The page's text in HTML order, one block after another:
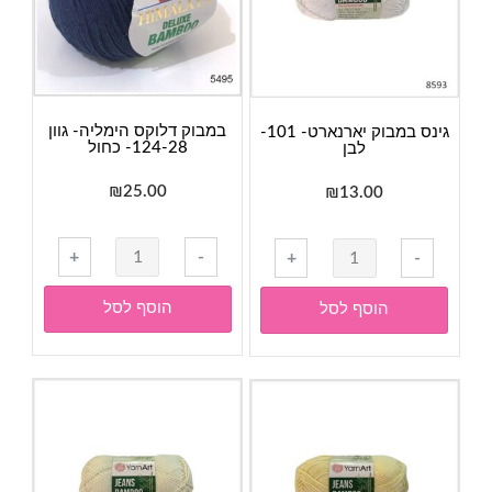
במבוק דלוקס הימליה- גוון
124-28- כחול
₪25.00
-
כמות
של
במבוק
דלוקס
הימליה-
גוון
כחול
+
הוסף לסל
גינס במבוק יארנארט- 101-
לבן
₪13.00
-
כמות
של
גינס
במבוק
יארנארט-
101-
+
הוסף לסל